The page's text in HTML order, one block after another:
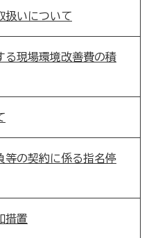
扱いについて
る現場環境改善費の積
等の契約に係る指名停
措置